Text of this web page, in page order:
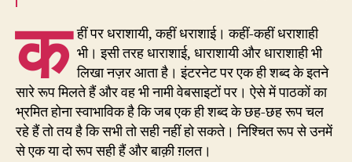
क हीं पर धराशायी, कहीं धराशाई। कहीं-कहीं धराशाही
भी। इसी तरह धाराशाई, धाराशायी और धाराशाही भी
लिखा नज़र आता है। इंटरनेट पर एक ही शब्द के इतने
सारे रूप मिलते हैं और वह भी नामी वेबसाइटों पर। ऐसे में पाठकों का
भ्रमित होना स्वाभाविक है कि जब एक ही शब्द के छह-छह रूप चल
रहे हैं तो तय है कि सभी तो सही नहीं हो सकते। निश्चित रूप से उनमें
से एक या दो रूप सही हैं और बाक़ी ग़लत।